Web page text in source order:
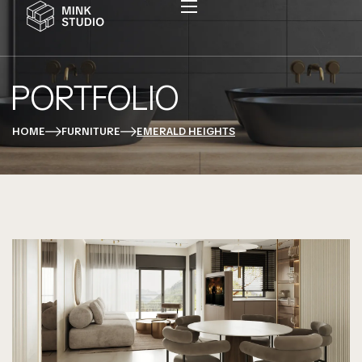
PORTFOLIO
HOME FURNITURE EMERALD HEIGHTS